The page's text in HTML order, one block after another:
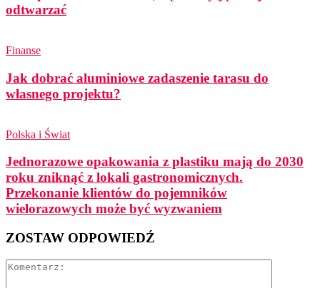
odtwarzać
Finanse
Jak dobrać aluminiowe zadaszenie tarasu do
własnego projektu?
Polska i Świat
Jednorazowe opakowania z plastiku mają do 2030
roku zniknąć z lokali gastronomicznych.
Przekonanie klientów do pojemników
wielorazowych może być wyzwaniem
ZOSTAW ODPOWIEDŹ